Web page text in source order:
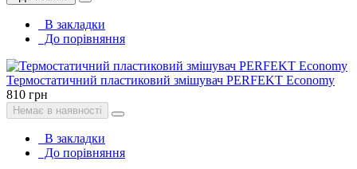
В закладки
До порівняння
Термостатичний пластиковий змішувач PERFEKT Economy
810 грн
Немає в наявності
В закладки
До порівняння